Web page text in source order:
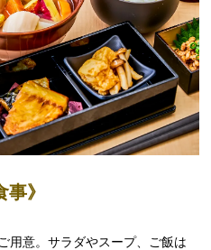
事》
用意。サラダやスープ、ご飯は